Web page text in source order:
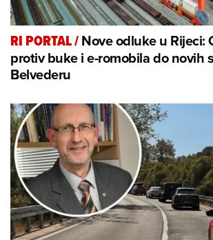
RI PORTAL/Nove odluke u Rijeci:
protiv buke i e-romobila do novih
Belvederu